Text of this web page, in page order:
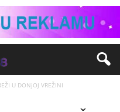
U DONjOJ VREŽINI